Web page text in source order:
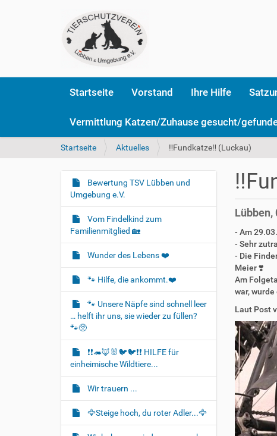
Startseite Vorstand Ihre Hilfe
Vermittlung Katzen/Zuhause gesucht/
S
e
n
i
r
Startseite Aktuelles ‼️Fundkatze‼️ (Luckau)
Lübben,
- Am
- Sehr
- Die
Meier ❣️
Am
war,
Laut Post
N
a
v
i
g
a
t
i
o
n
Bewertung TSV Lübben und
Umgebung e.V.
Vom Findelkind zum
Familienmitglied 🏡
Wunder des Lebens ❤️
🐾 Hilfe, die ankommt.❤️
🐾 Unsere Näpfe sind schnell leer
… helft ihr uns, sie wieder zu füllen?
🐾🥺
❗❗🦔🦊🐰🐦‍🐦❗❗ HILFE für
einheimische Wildtiere...
Wir trauern ...
🦅Steige hoch, du roter Adler...🦅